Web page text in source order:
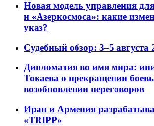
Новая модель управления
и «Азеркосмоса»: какие
указ?
Судебный обзор: 3–5 августа
Дипломатия во имя мира:
Токаева о прекращении
возобновлении переговоров
Иран и Армения
«TRIPP»